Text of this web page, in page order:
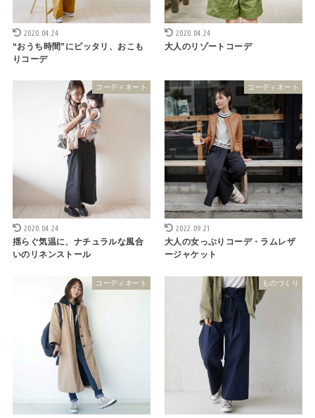
2020.04.24
“おうち時間”にピッタリ、おこも
りコーデ
2020.04.24
大人のリゾートコーデ
コーディネート
2020.04.24
揺らぐ気温に、ナチュラルな風合
いのリネンストール
コーディネート
2022.09.21
大人の女っぷりコーデ・ラムレザ
ージャケット
コーディネート ものづくり